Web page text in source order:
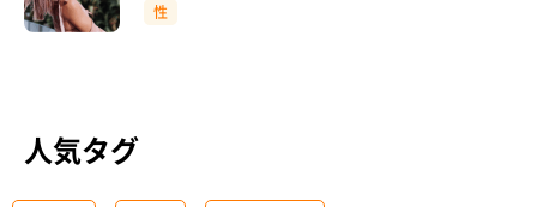
性
人気タグ